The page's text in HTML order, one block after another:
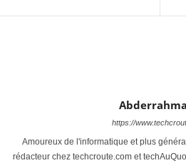
https://
Amoureux de l'informatique et plus
rédacteur chez techcroute.com et